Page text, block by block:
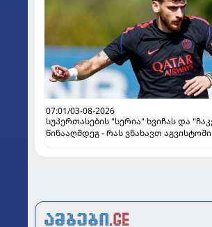
07:01/03-08-2026
სუპერთასების "სერია" ხვიჩას და "ჩაკვე" "ბარსას"
წინააღმდეგ - რას ვნახავთ აგვისტოში